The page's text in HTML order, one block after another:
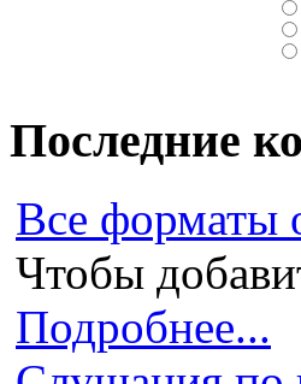
Последние
Все форматы
Чтобы
Подробнее...